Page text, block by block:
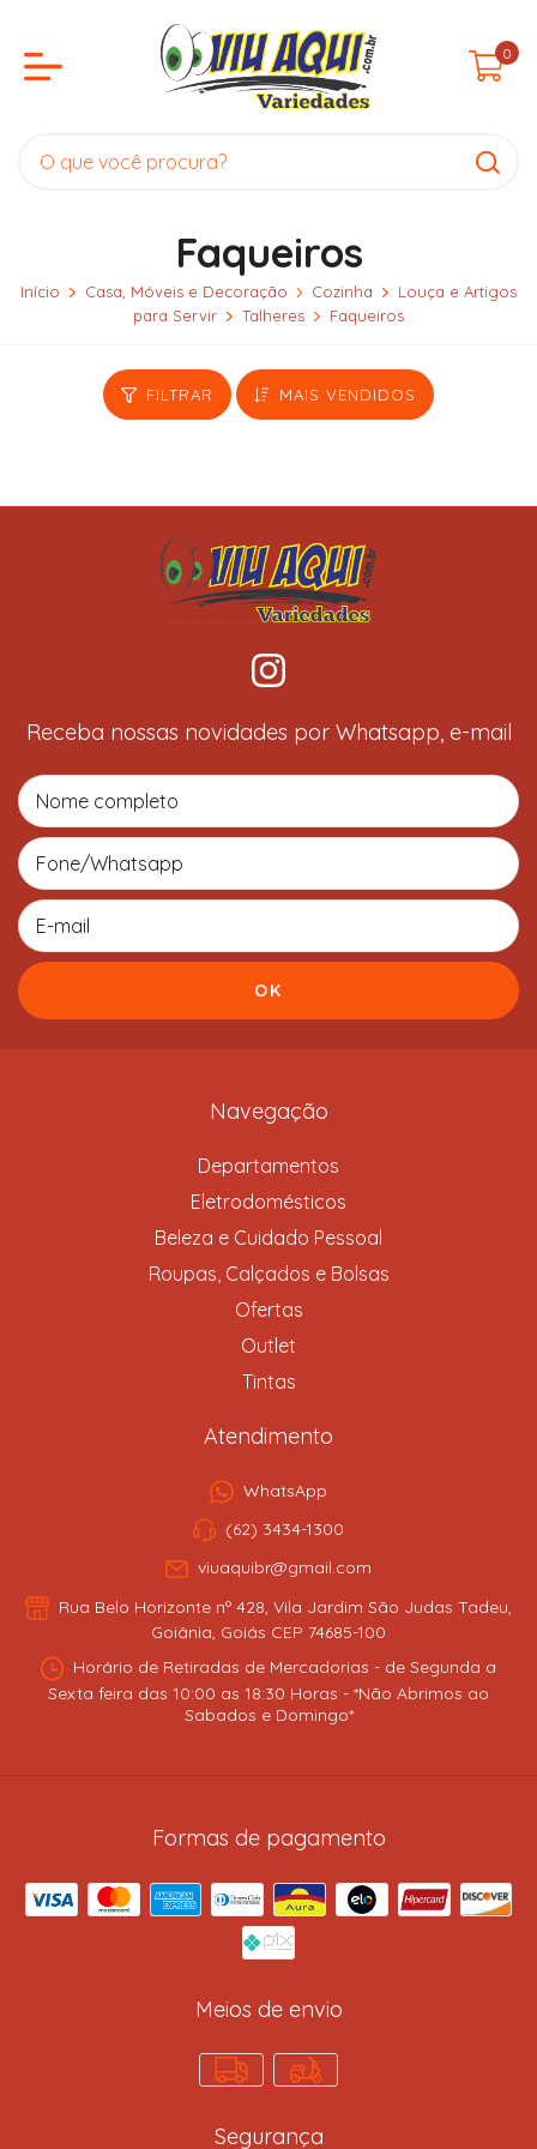
0
Faqueiros
Início Casa, Móveis e Decoração Cozinha
Louça e Artigos
para Servir
Talheres Faqueiros
FILTRAR MAIS VENDIDOS
Receba nossas novidades por Whatsapp, e-mail
Navegação
Departamentos
Eletrodomésticos
Beleza e Cuidado Pessoal
Roupas, Calçados e Bolsas
Ofertas
Outlet
Tintas
Atendimento
WhatsApp
(62) 3434-1300
viuaquibr@gmail.com
Rua Belo Horizonte nº 428, Vila Jardim São Judas Tadeu,
Goiânia, Goiás CEP 74685-100
Horário de Retiradas de Mercadorias - de Segunda a
Sexta feira das 10:00 as 18:30 Horas - *Não Abrimos ao
Sabados e Domingo*
Formas de pagamento
Meios de envio
Segurança